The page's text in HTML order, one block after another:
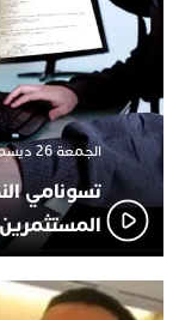
الجمعة 26 ديسمبر 2025 - 13:04